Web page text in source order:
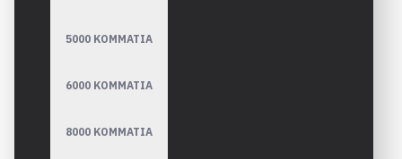
5000 ΚΟΜΜΑΤΙΑ
6000 ΚΟΜΜΑΤΙΑ
8000 ΚΟΜΜΑΤΙΑ